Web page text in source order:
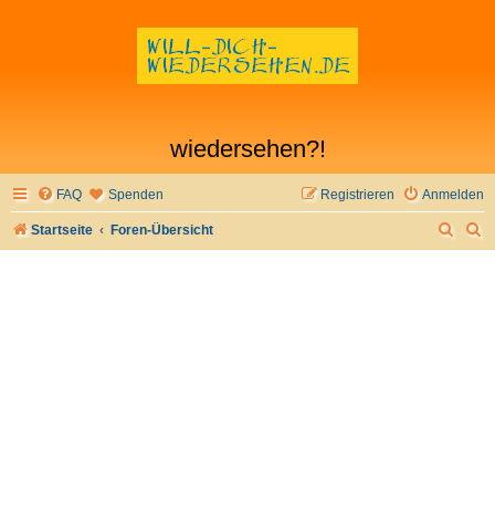
wiedersehen?!
FAQ Spenden Anmelden
Registrieren
Startseite Foren-Übersicht